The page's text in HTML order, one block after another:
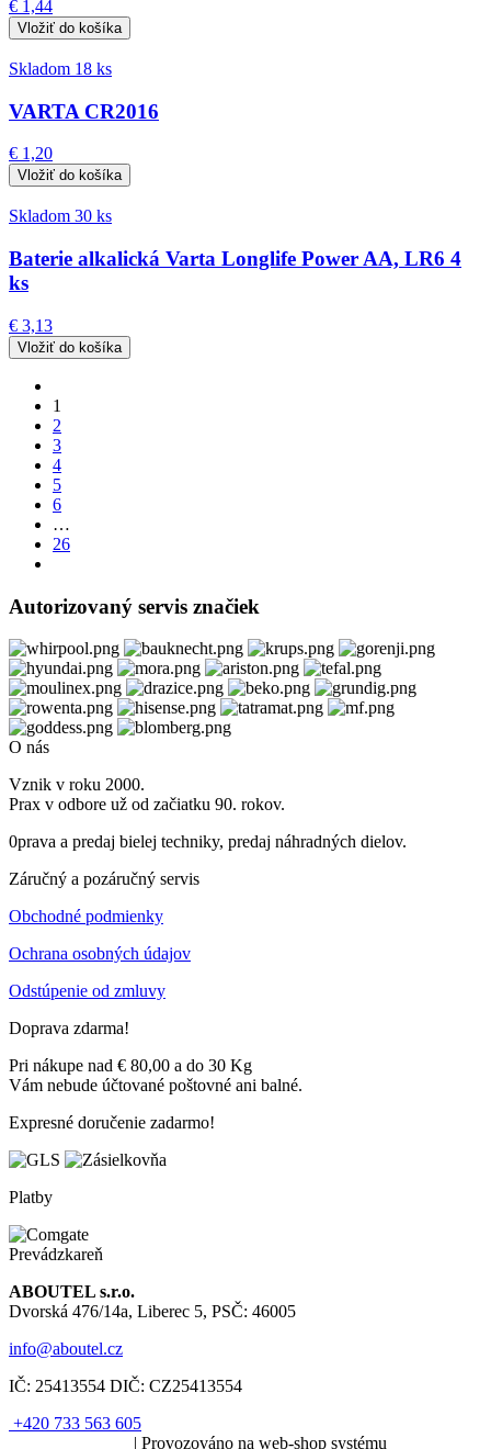
€ 1,44
Skladom 18 ks
VARTA CR2016
€ 1,20
Skladom 30 ks
Baterie alkalická Varta Longlife Power AA, LR6 4
ks
€ 3,13
1
2
3
4
5
6
…
26
Autorizovaný servis značiek
O nás
Vznik v roku 2000.
Prax v odbore už od začiatku 90. rokov.
0prava a predaj bielej techniky, predaj náhradných dielov.
Záručný a pozáručný servis
Obchodné podmienky
Ochrana osobných údajov
Odstúpenie od zmluvy
Doprava zdarma!
Pri nákupe nad € 80,00 a do 30 Kg
Vám nebude účtované poštovné ani balné.
Expresné doručenie zadarmo!
Platby
Prevádzkareň
ABOUTEL s.r.o.
Dvorská 476/14a, Liberec 5, PSČ: 46005
info@aboutel.cz
IČ: 25413554 DIČ: CZ25413554
+420 733 563 605
| Provozováno na web-shop systému